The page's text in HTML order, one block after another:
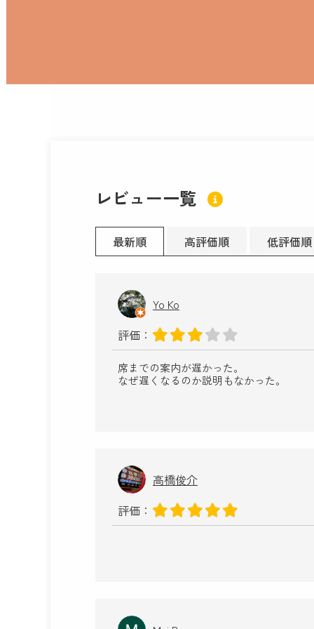
レビュー一覧
最新順 高評価順 低評価順
Yo Ko
評価：
席までの案内が遅かった。
なぜ遅くなるのか説明もなかった。
高橋俊介
評価：